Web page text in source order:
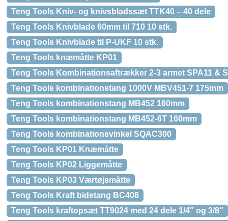
Teng Tools Kniv- og knivsbladssæt TTK40 – 40 dele
Teng Tools Knivblade 60mm til 710 10 stk.
Teng Tools Knivblade til P-UKF 10 stk.
Teng Tools knæmåtte KP01
Teng Tools Kombinationsaftrækker 2-3 armet SPA11 &
Teng Tools kombinationstang 1000V MBV451-7 175mm
Teng Tools kombinationstang MB452 160mm
Teng Tools kombinationstang MB452-6T 160mm
Teng Tools kombinationsvinkel SQAC300
Teng Tools KP01 Knæmåtte
Teng Tools KP02 Liggemåtte
Teng Tools KP03 Værtøjsmåtte
Teng Tools Kraft bidetang BC408
Teng Tools kraftopsæt TT9024 med 24 dele 1/4″ og 3/8″